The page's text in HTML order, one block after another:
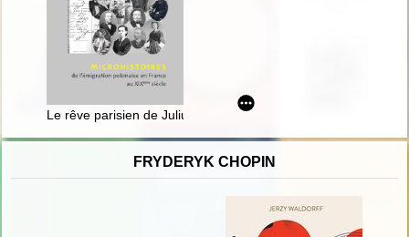
Le rêve parisien de Juliusz Kossak
FRYDERYK CHOPIN